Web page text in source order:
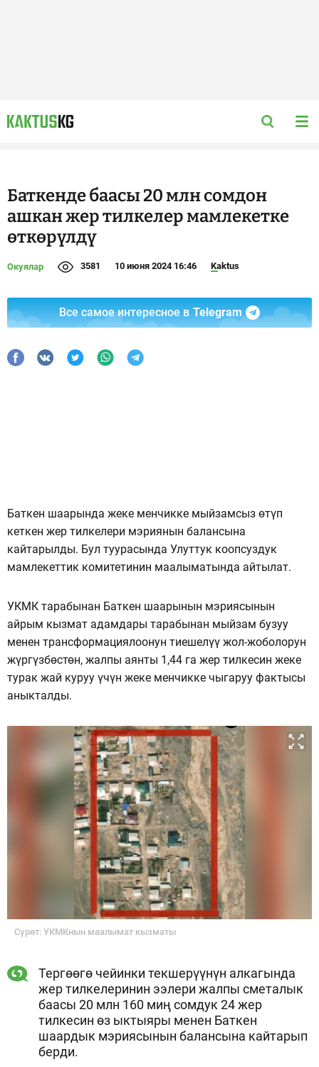
Баткенде баасы 20 млн сомдон
ашкан жер тилкелер мамлекетке
өткөрүлдү
Окуялар 3581 10 июня 2024 16:46 Kaktus
Все самое интересное в Telegram
Баткен шаарында жеке менчикке мыйзамсыз өтүп
кеткен жер тилкелери мэриянын балансына
кайтарылды. Бул туурасында Улуттук коопсуздук
мамлекеттик комитетинин маалыматында айтылат.
УКМК тарабынан Баткен шаарынын мэриясынын
айрым кызмат адамдары тарабынан мыйзам бузуу
менен трансформациялоонун тиешелүү жол-жоболорун
жүргүзбөстөн, жалпы аянты 1,44 га жер тилкесин жеке
турак жай куруу үчүн жеке менчикке чыгаруу фактысы
аныкталды.
Сүрөт: УКМКнын маалымат кызматы
Тергөөгө чейинки текшерүүнүн алкагында
жер тилкелеринин ээлери жалпы сметалык
баасы 20 млн 160 миң сомдук 24 жер
тилкесин өз ыктыяры менен Баткен
шаардык мэриясынын балансына кайтарып
берди.